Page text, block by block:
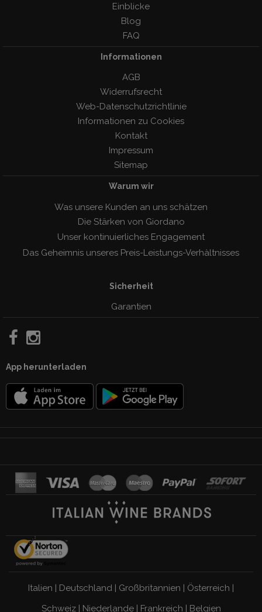
Einblicke
Blog
FAQ
Informationen
AGB
Widerrufsrecht
Web-Datenschutzrichtlinie
Informationen zu Cookies
Kontakt
Impressum
Sitemap
Warum wir
Was unsere Kunden an uns schätzen
Die Stärken von Giordano
Unser kontinuierliches Engagement
Das Geheimnis unseres Preis-Leistungs-Verhàltnisses
Sicherheit
Garantien
App herunterladen
Italien | Deutschland | Großbritannien | Österreich |
Schweiz| Niederlande| Frankreich | Belgien